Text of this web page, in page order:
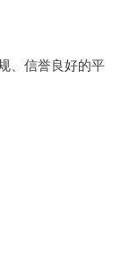
、信誉良好的平